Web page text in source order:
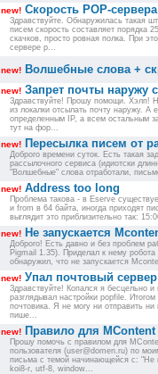
new! Скорость POP-
Здравствуйте. Обнаружилась такая
писем скорость составляет порядка
скачков, просто ровная полка. При
сервере р...
new! Волшебные слова +
new! Запрет почты наружу
Здравствуйте! Прошу помощи. Хэлп!
из локалки отсылать почту наружу. А
определенным IP, а всем остальным
тут на фор...
new! Пересылка писем от
Доброго времени суток. Есть такая
рассылочного сервиса (идиотски
"Волшебные" слова отработали,
new! Address too long
Проблема такова - в Eserve
и from в 64 байта, иногда приходят
выглядит это приблизительно так:
new! Не запускается
Доброго! Есть давно и без проблем
Pigmail 1.35). Приделал к нему
обнаружил, что не запускается
new! Упал почтовый сервер
Здравствуйте! Копался я бесцельно
разглядывал настройки popfile.
почтовика. Я не могу ни отправить ни
пише...
new! Правило для MContent
Прошу помочь с правилом для
пользователя (user@domen.ru) по
письма с темой начинающейся с: "Не
koi8-r, utf-8, window...